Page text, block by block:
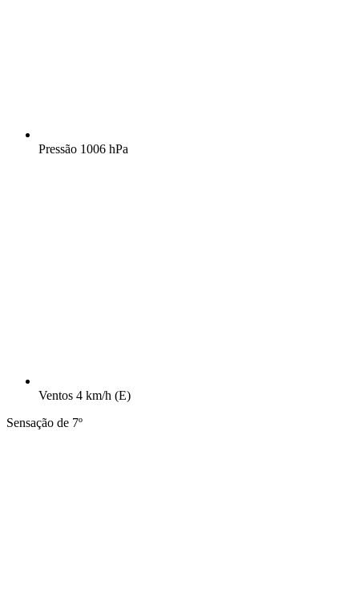
Pressão 1006 hPa
Ventos 4 km/h (E)
Sensação de 7º